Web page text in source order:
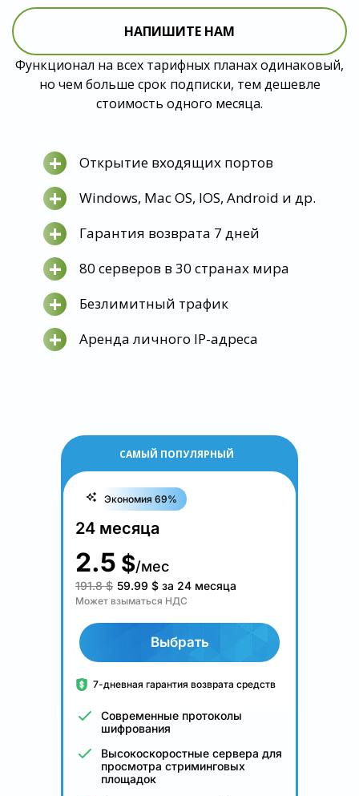
НАПИШИТЕ НАМ
Функционал на всех тарифных планах одинаковый,
но чем больше срок подписки, тем дешевле
стоимость одного месяца.
+ Открытие входящих портов
+ Windows, Mac OS, IOS, Android и др.
+ Гарантия возврата 7 дней
+ 80 серверов в 30 странах мира
+ Безлимитный трафик
+ Аренда личного IP-адреса
САМЫЙ ПОПУЛЯРНЫЙ
Экономия 69%
24 месяца
2.5 $/мес
191.8 $ 59.99 $ за 24 месяца
Может взыматься НДС
Выбрать
7-дневная гарантия возврата средств
Современные протоколы
шифрования
Высокоскоростные сервера для
просмотра стриминговых
площадок